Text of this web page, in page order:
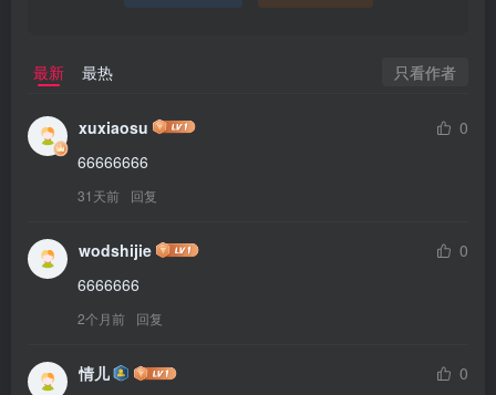
最新 最热 只看作者
xuxiaosu
0
66666666
31天前 回复
wodshijie
0
6666666
2个月前 回复
情儿
0